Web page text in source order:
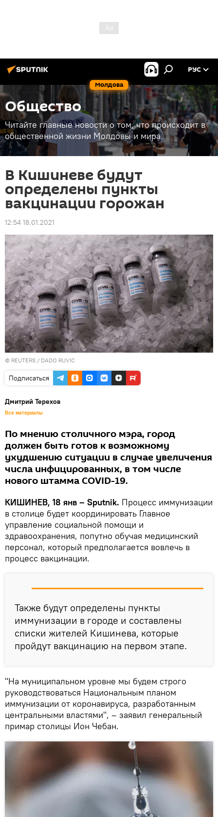
Молдова
РУС
Общество
Читайте главные новости о том, что происходит в
общественной жизни Молдовы и мира.
В Кишиневе будут
определены пункты
вакцинации горожан
12:54 18.01.2021
© REUTERS / DADO RUVIC
Подписаться
Дмитрий Терехов
Все материалы
По мнению столичного мэра, город
должен быть готов к возможному
ухудшению ситуации в случае увеличения
числа инфицированных, в том числе
нового штамма COVID-19.
КИШИНЕВ, 18 янв – Sputnik. Процесс иммунизации
в столице будет координировать Главное
управление социальной помощи и
здравоохранения, попутно обучая медицинский
персонал, который предполагается вовлечь в
процесс вакцинации.
Также будут определены пункты
иммунизации в городе и составлены
списки жителей Кишинева, которые
пройдут вакцинацию на первом этапе.
"На муниципальном уровне мы будем строго
руководствоваться Национальным планом
иммунизации от коронавируса, разработанным
центральными властями", – заявил генеральный
примар столицы Ион Чебан.